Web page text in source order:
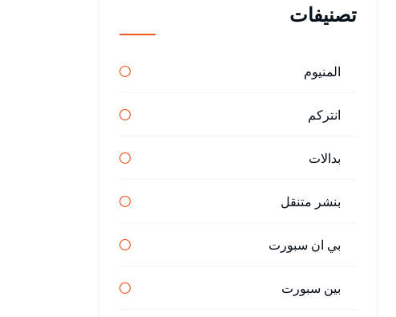
تصنيفات
المنيوم
انتركم
بدالات
بنشر متنقل
بي ان سبورت
بين سبورت